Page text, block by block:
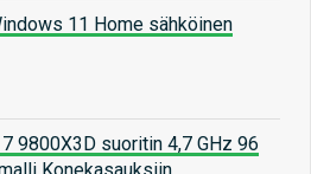
11 Home sähköinen
9800X3D suoritin 4,7 GHz 96